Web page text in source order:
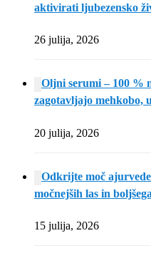
aktivirati ljubezensko
26 julija, 2026
Oljni serumi – 100 %
zagotavljajo mehkobo,
20 julija, 2026
Odkrijte moč
močnejših las in
15 julija, 2026